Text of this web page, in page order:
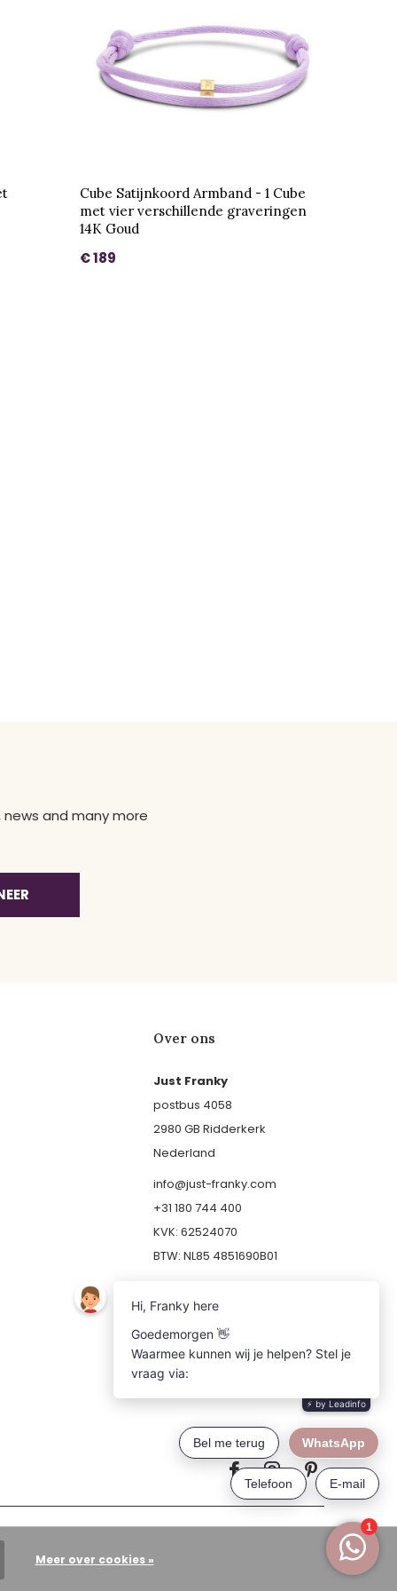
Cube Satijnkoord Armband - 1 Cube
met vier verschillende graveringen
14K Goud
€ 189
and many more
Over ons
Just Franky
postbus 4058
2980 GB Ridderkerk
Nederland
info@just-franky.com
+31 180 744 400
KVK: 62524070
BTW: NL85 4851690B01
Meer over cookies »